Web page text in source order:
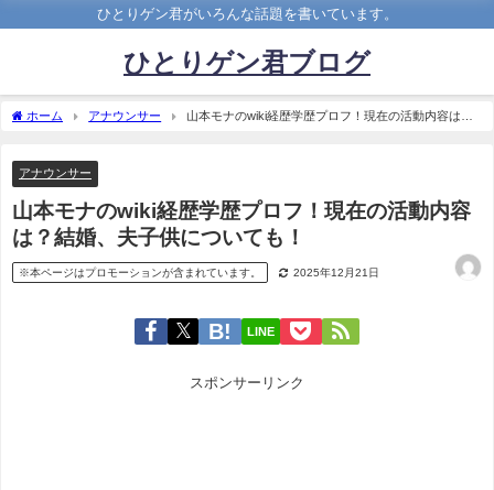
ひとりゲン君がいろんな話題を書いています。
ひとりゲン君ブログ
ホーム アナウンサー
山本モナのwiki経歴学歴プロフ！現在の活動内容は？
アナウンサー
山本モナのwiki経歴学歴プロフ！現在の活動内容
は？結婚、夫子供についても！
※本ページはプロモーションが含まれています。 2025年12月21日
LINE
スポンサーリンク